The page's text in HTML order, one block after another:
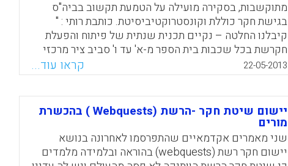
מתוקשבות, בסקירה מועילה על הטמעת תקשוב בביה"ס
בגישת חקר כוללת וקונסטרוקטיביסיטת. כותבת רותי : "
קיבלנו החלטה – נקיים תכנית שנתית של פיתוח והפעלת
חקרשת בכל שכבות בית הספר מ-א' עד ו' סביב ציר מרכזי
של הנושא השנתי "מנהיגות פורצת דרך ( רותי סלומון) .
WhatsApp
Facebook
Email
X
22-05-2013 קראו עוד...
יישום שיטת חקר -הרשת (Webquests ) בהכשרת
מורים
שני מאמרים אקדמאיים שהתפרסמו לאחרונה בנושא
יישום חקר רשת (webquests) בהוראה ובלמידה מלמדים